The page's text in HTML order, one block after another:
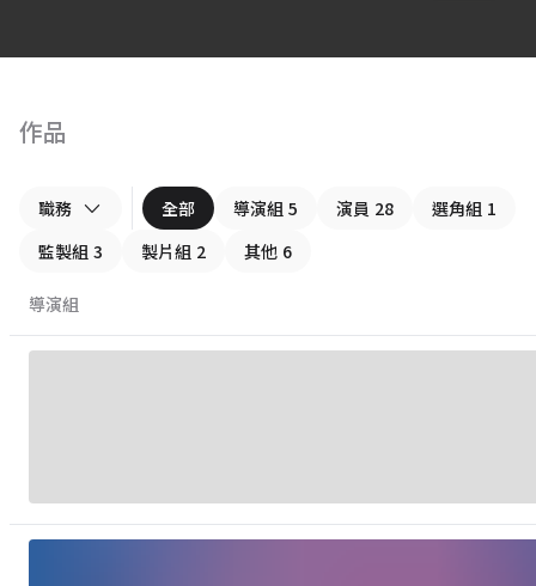
作品
職務 全部 導演組 5 演員 28 選角組 1
監製組 3 製片組 2 其他 6
導演組